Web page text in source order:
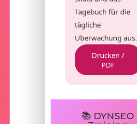
Tagebuch für die
tägliche
Überwachung aus.
Drucken /
PDF
📚 DYNSEO